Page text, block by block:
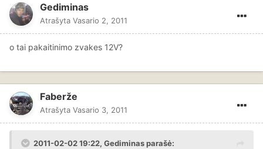
Gediminas
Atrašyta Vasario 2, 2011
o tai pakaitinimo zvakes 12V?
Faberže
Atrašyta Vasario 3, 2011
2011-02-02 19:22, Gediminas parašė: